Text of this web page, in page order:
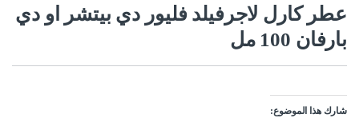
عطر كارل لاجرفيلد فليور دي بيتشر او دي
بارفان 100 مل
شارك هذا الموضوع: